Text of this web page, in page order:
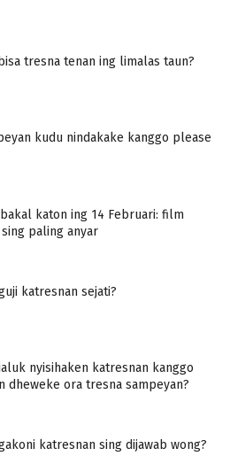
tresna tenan ing limalas taun?
kudu nindakake kanggo please
katon ing 14 Februari: film
paling anyar
katresnan sejati?
nyisihaken katresnan kanggo
dheweke ora tresna sampeyan?
katresnan sing dijawab wong?